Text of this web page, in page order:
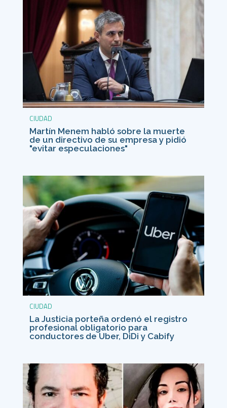
CIUDAD
Martín Menem habló sobre la muerte
de un directivo de su empresa y pidió
"evitar especulaciones"
CIUDAD
La Justicia porteña ordenó el registro
profesional obligatorio para
conductores de Uber, DiDi y Cabify